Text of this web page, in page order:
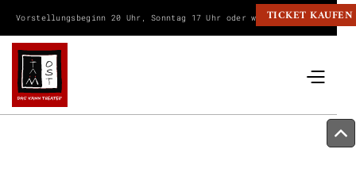
Vorstellungsbeginn 20 Uhr, Sonntag 17 Uhr oder wie angegeben.
TICKET KAUFEN